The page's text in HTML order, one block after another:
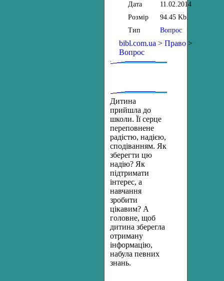
Дата
11.02.2014
Розмір
94.45 Kb.
Тип
Вопрос
bibl.com.ua > Право >
Вопрос
Дитина
прийшла до
школи. Її серце
переповнене
радістю, надією,
сподіванням. Як
зберегти цю
надію? Як
підтримати
інтерес, а
навчання
зробити
цікавим? А
головне, щоб
дитина зберегла
отриману
інформацію,
набула певних
знань.